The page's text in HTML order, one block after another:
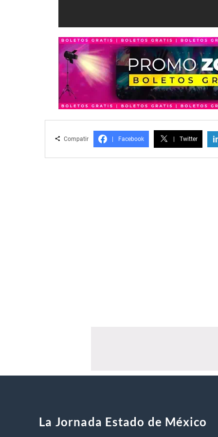
Compatir Facebook Twitter
La Jornada Estado de México